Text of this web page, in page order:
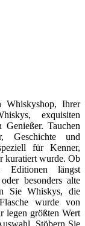
Whiskyshop, Ihrer
exquisiten
Tauchen
und
für Kenner,
kuratiert wurde. Ob
Editionen längst
besonders alte
Sie Whiskys, die
wurde von
legen größten Wert